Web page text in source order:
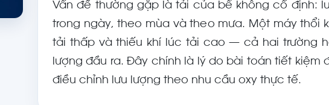
Vấn đề thường gặp là tải của bể không cố định:
trong ngày, theo mùa và theo mưa. Một máy thổi
tải thấp và thiếu khí lúc tải cao — cả hai trường
lượng đầu ra. Đây chính là lý do bài toán tiết kiệm
điều chỉnh lưu lượng theo nhu cầu oxy thực tế.